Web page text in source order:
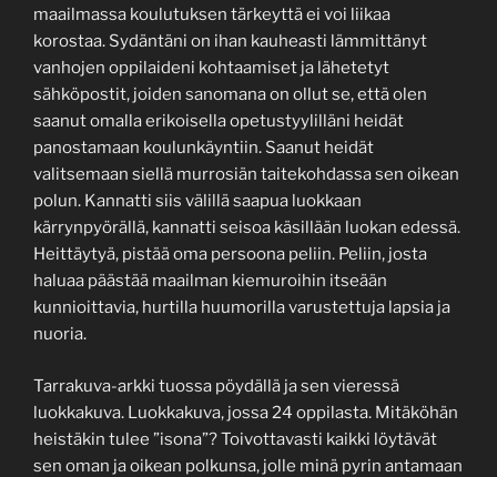
maailmassa koulutuksen tärkeyttä ei voi liikaa
korostaa. Sydäntäni on ihan kauheasti lämmittänyt
vanhojen oppilaideni kohtaamiset ja lähetetyt
sähköpostit, joiden sanomana on ollut se, että olen
saanut omalla erikoisella opetustyylilläni heidät
panostamaan koulunkäyntiin. Saanut heidät
valitsemaan siellä murrosiän taitekohdassa sen oikean
polun. Kannatti siis välillä saapua luokkaan
kärrynpyörällä, kannatti seisoa käsillään luokan edessä.
Heittäytyä, pistää oma persoona peliin. Peliin, josta
haluaa päästää maailman kiemuroihin itseään
kunnioittavia, hurtilla huumorilla varustettuja lapsia ja
nuoria.
Tarrakuva-arkki tuossa pöydällä ja sen vieressä
luokkakuva. Luokkakuva, jossa 24 oppilasta. Mitäköhän
heistäkin tulee ”isona”? Toivottavasti kaikki löytävät
sen oman ja oikean polkunsa, jolle minä pyrin antamaan